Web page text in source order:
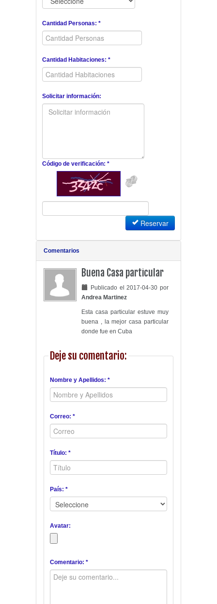
Cantidad Personas: *
Cantidad Habitaciones: *
Solicitar información:
Código de verificación: *
Reservar
Comentarios
Buena Casa particular
Publicado el 2017-04-30 por
Andrea Martinez
Esta casa particular estuve muy
buena , la mejor casa particular
donde fue en Cuba
Deje su comentario:
Nombre y Apellidos: *
Correo: *
Título: *
País: *
Avatar:
Comentario: *